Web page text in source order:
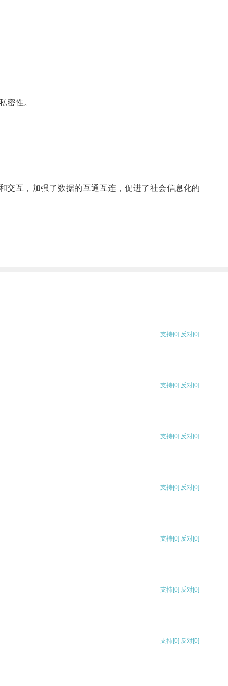
密性。
互，加强了数据的互通互连，促进了社会信息化的
支持[0] 反对[0]
支持[0] 反对[0]
支持[0] 反对[0]
支持[0] 反对[0]
支持[0] 反对[0]
支持[0] 反对[0]
支持[0] 反对[0]